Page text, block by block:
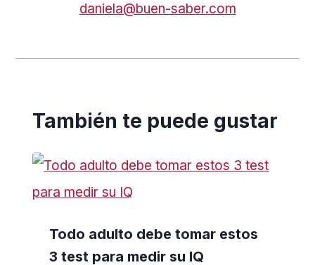
daniela@buen-saber.com
También te puede gustar
Todo adulto debe tomar estos
3 test para medir su IQ